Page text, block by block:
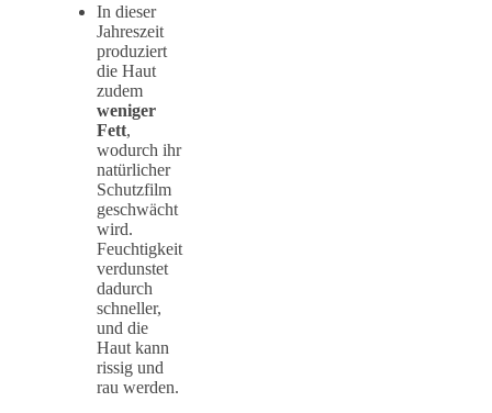
In dieser
Jahreszeit
produziert
die Haut
zudem
weniger
Fett,
wodurch ihr
natürlicher
Schutzfilm
geschwächt
wird.
Feuchtigkeit
verdunstet
dadurch
schneller,
und die
Haut kann
rissig und
rau werden.